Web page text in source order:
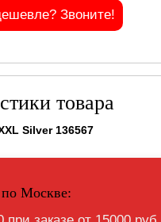
Звоните!
товара
Silver 136567
по Москве: